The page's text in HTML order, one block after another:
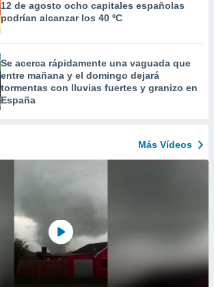
12 de agosto ocho capitales españolas
podrían alcanzar los 40 ºC
Se acerca rápidamente una vaguada que
entre mañana y el domingo dejará
tormentas con lluvias fuertes y granizo en
España
Más Vídeos